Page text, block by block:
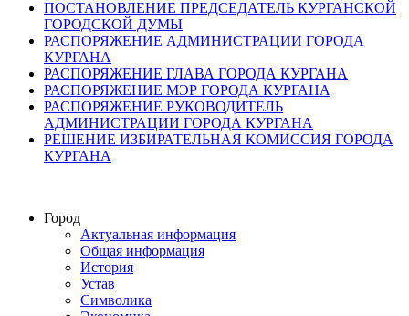
ПОСТАНОВЛЕНИЕ ПРЕДСЕДАТЕЛЬ КУРГАНСКОЙ
ГОРОДСКОЙ ДУМЫ
РАСПОРЯЖЕНИЕ АДМИНИСТРАЦИИ ГОРОДА
КУРГАНА
РАСПОРЯЖЕНИЕ ГЛАВА ГОРОДА КУРГАНА
РАСПОРЯЖЕНИЕ МЭР ГОРОДА КУРГАНА
РАСПОРЯЖЕНИЕ РУКОВОДИТЕЛЬ
АДМИНИСТРАЦИИ ГОРОДА КУРГАНА
РЕШЕНИЕ ИЗБИРАТЕЛЬНАЯ КОМИССИЯ ГОРОДА
КУРГАНА
Город
Актуальная информация
Общая информация
История
Устав
Символика